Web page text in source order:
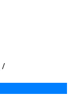
/